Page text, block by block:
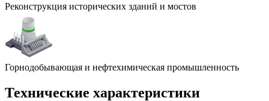
Реконструкция исторических зданий и мостов
Горнодобывающая и нефтехимическая промышленность
Технические характеристики